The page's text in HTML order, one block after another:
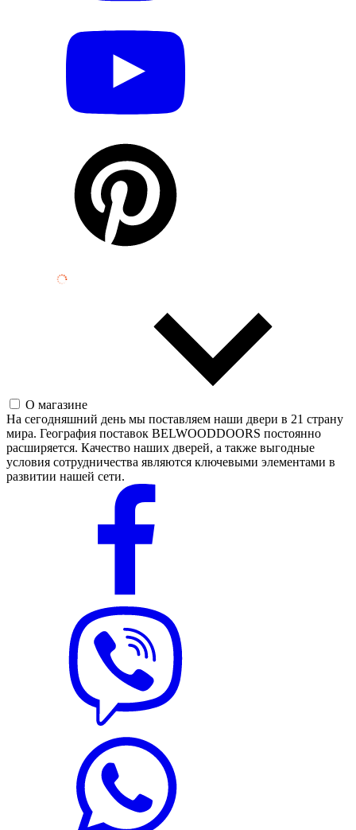
О магазине
На сегодняшний день мы поставляем наши двери в 21 страну
мира. География поставок BELWOODDOORS постоянно
расширяется. Качество наших дверей, а также выгодные
условия сотрудничества являются ключевыми элементами в
развитии нашей сети.